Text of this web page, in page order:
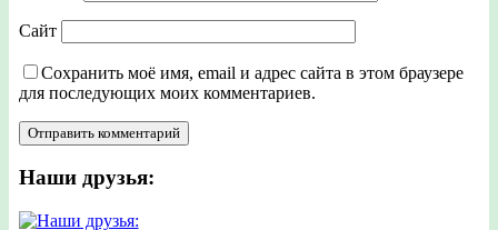
Сайт
Сохранить моё имя, email и адрес сайта в этом браузере
для последующих моих комментариев.
Наши друзья: